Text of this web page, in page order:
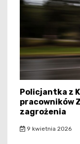
Policjantka z
pracowników
zagrożenia
9 kwietnia 2026